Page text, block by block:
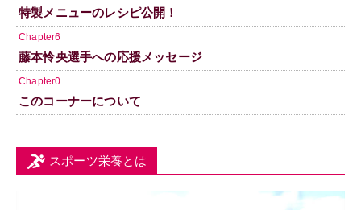
特製メニューのレシピ公開！
Chapter6
藤本怜央選手への応援メッセージ
Chapter0
このコーナーについて
スポーツ栄養とは